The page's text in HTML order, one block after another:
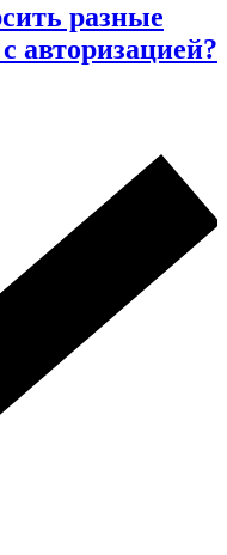
разные
авторизацией?